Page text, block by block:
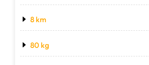
8 km
80 kg